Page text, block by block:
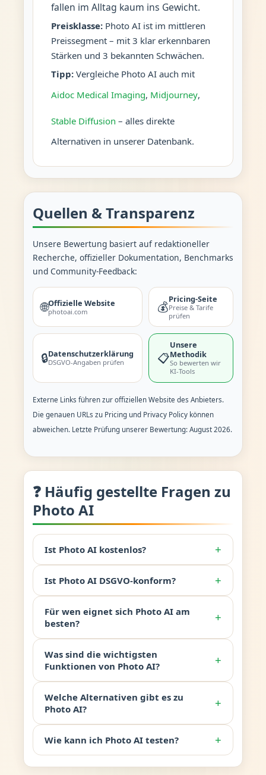
fallen im Alltag kaum ins Gewicht.
Preisklasse:Photo AI ist im mittleren
Preissegment – mit 3 klar erkennbaren
Stärken und 3 bekannten Schwächen.
Tipp:Vergleiche Photo AI auch mit
Aidoc Medical Imaging, Midjourney,
Stable Diffusion – alles direkte
Alternativen in unserer Datenbank.
Quellen & Transparenz
Unsere Bewertung basiert auf redaktioneller
Recherche, offizieller Dokumentation, Benchmarks
und Community-Feedback:
🌐Offizielle Website
photoai.com 💰
Pricing-Seite
Preise & Tarife
prüfen
🔒Datenschutzerklärung
DSGVO-Angaben prüfen 📋
Unsere
Methodik
So bewerten wir
KI-Tools
Externe Links führen zur offiziellen Website des Anbieters.
Die genauen URLs zu Pricing und Privacy Policy können
abweichen. Letzte Prüfung unserer Bewertung: August 2026.
❓ Häufig gestellte Fragen zu
Photo AI
Ist Photo AI kostenlos? +
Ist Photo AI DSGVO-konform? +
Für wen eignet sich Photo AI am
besten?
+
Was sind die wichtigsten
Funktionen von Photo AI?
+
Welche Alternativen gibt es zu
Photo AI?
+
Wie kann ich Photo AI testen? +